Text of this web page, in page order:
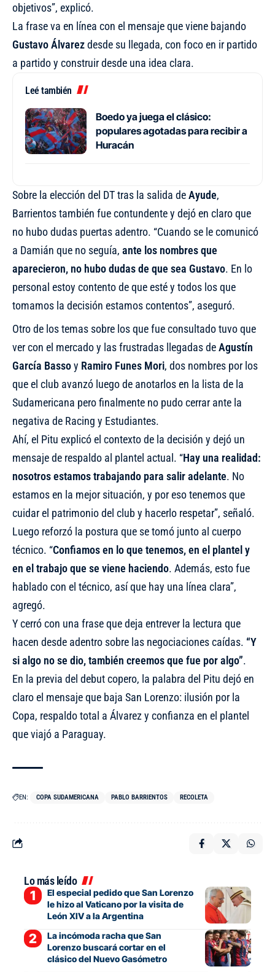
objetivos”, explicó.
La frase va en línea con el mensaje que viene bajando
Gustavo Álvarezdesde su llegada, con foco en ir partido
a partido y construir desde una idea clara.
Leé también
Boedo ya juega el clásico:
populares agotadas para recibir a
Huracán
Sobre la elección del DT tras la salida deAyude,
Barrientos también fue contundente y dejó en claro que
no hubo dudas puertas adentro. “Cuando se le comunicó
a Damián que no seguía, ante los nombres que
aparecieron, no hubo dudas de que sea Gustavo. En lo
personal estoy contento de que esté y todos los que
tomamos la decisión estamos contentos”, aseguró.
Otro de los temas sobre los que fue consultado tuvo que
ver con el mercado y las frustradas llegadas deAgustín
García Bassoy Ramiro Funes Mori, dos nombres por los
que el club avanzó luego de anotarlos en la lista de la
Sudamericana pero finalmente no pudo cerrar ante la
negativa de Racing y Estudiantes.
Ahí, el Pitu explicó el contexto de la decisión y dejó un
mensaje de respaldo al plantel actual. “Hay una realidad:
nosotros estamos trabajando para salir adelante. No
estamos en la mejor situación, y por eso tenemos que
cuidar el patrimonio del club y hacerlo respetar”, señaló.
Luego reforzó la postura que se tomó junto al cuerpo
técnico. “Confiamos en lo que tenemos, en el plantel y
en el trabajo que se viene haciendo. Además, esto fue
hablado con el técnico, así que hay una línea clara”,
agregó.
Y cerró con una frase que deja entrever la lectura que
hacen desde adentro sobre las negociaciones caídas. “Y
si algo no se dio, también creemos que fue por algo”.
En la previa del debut copero, la palabra del Pitu dejó en
claro el mensaje que baja San Lorenzo: ilusión por la
Copa, respaldo total a Álvarez y confianza en el plantel
que viajó a Paraguay.
EN: COPA SUDAMERICANA PABLO BARRIENTOS RECOLETA
Lo más leído
El especial pedido que San Lorenzo
le hizo al Vaticano por la visita de
León XIV a la Argentina
La incómoda racha que San
Lorenzo buscará cortar en el
clásico del Nuevo Gasómetro